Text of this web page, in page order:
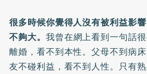
很多時候你覺得人沒有被利益影
不夠大。 我曾在網上看到一句話
離婚，看不到本性。父母不到病
友不碰利益，看不到人性。只有